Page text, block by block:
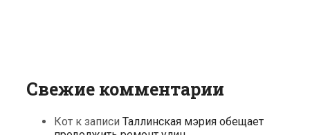
Свежие комментарии
Кот к записи Таллинская мэрия обещает